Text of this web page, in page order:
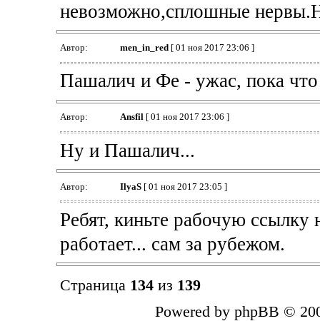
невозможно,сплошные
Автор: men_in_red[ 01 ноя 2017 23:06 ]
Пашалич и Фе - ужас, пока что
Автор: Ansfil[ 01 ноя 2017 23:06 ]
Ну и Пашалич...
Автор: IlyaS[ 01 ноя 2017 23:05 ]
Ребят, киньте рабочую ссылку
работает... сам за рубежом.
Страница 134из 139
Powered by phpBB ©